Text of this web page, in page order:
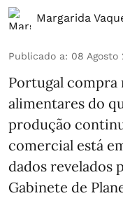
Margarida
Publicado a: 08 Agosto
Portugal
alimentares do
produção
comercial está
dados revelados
Gabinete de